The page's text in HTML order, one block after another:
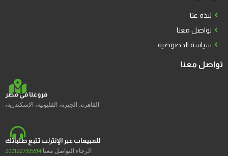
نبذه عنا
تواصل معنا
سياسة الخصوصية
تواصل معنا
فروعنا في مصر
القاهرة، الجيزة، القليوبية، الإسكندرية،
للمبيعات عبر الإنترنت تتبع طلباتك
الرجاء التواصل معنا 2001227395514